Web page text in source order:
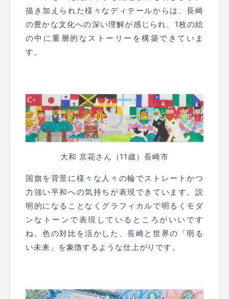
描き加えられた様々なディテールからは、長崎
の豊かな文化への深い理解が感じられ、1枚の絵
の中に重層的なストーリーを構築できていま
す。
大和 京花さん（11歳）長崎市
国旗を背景に様々な人々の輪でストレートかつ
力強い平和への気持ちが表現できています。説
明的になることなくグラフィカルで明るくモダ
ンなトーンで表現しているところがいいです
ね。色の対比を活かした、長崎と世界の「明る
い未来」を象徴するような仕上がりです。